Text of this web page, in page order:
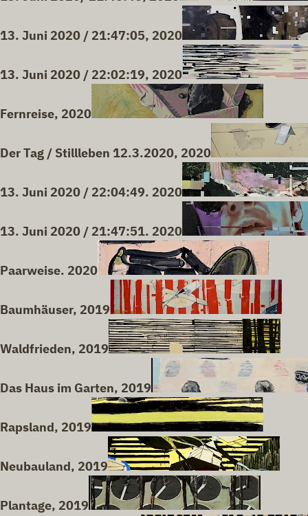
13. Juni 2020 / 21:47:05, 2020
13. Juni 2020 / 22:02:19, 2020
Fernreise, 2020
Der Tag / Stillleben 12.3.2020, 2020
13. Juni 2020 / 22:04:49. 2020
13. Juni 2020 / 21:47:51. 2020
Paarweise. 2020
Baumhäuser, 2019
Waldfrieden, 2019
Das Haus im Garten, 2019
Rapsland, 2019
Neubauland, 2019
Plantage, 2019